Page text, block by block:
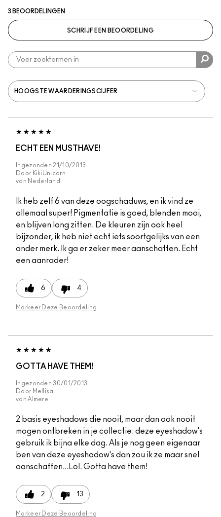
3 BEOORDELINGEN
SCHRIJF EEN BEOORDELING
ECHT EEN MUSTHAVE!
Ingezonden 21/10/2013
Door KikiUnicorn
van Nederland
Ik heb zelf 6 van deze oogschaduws, en ik vind ze
allemaal super! Pigmentatie is goed, blenden mooi,
en blijven lang zitten. De kleuren zijn ook heel
bijzonder, ik heb niet echt iets soortgelijks van een
ander merk. Ik ga er zeker meer aanschaffen. Echt
een aanrader!
6 4
Markeer Deze Beoordeling
GOTTA HAVE THEM!
Ingezonden30/01/2013
Door Mellisa
van Almere
2 basis eyeshadows die nooit, maar dan ook nooit
mogen ontbreken in je collectie. deze eyeshadow's
gebruik ik bijna elke dag. Als je nog geen eigenaar
ben van deze eyeshadow's dan zou ik ze maar snel
aanschaffen...Lol. Gotta have them!
2 13
Markeer Deze Beoordeling